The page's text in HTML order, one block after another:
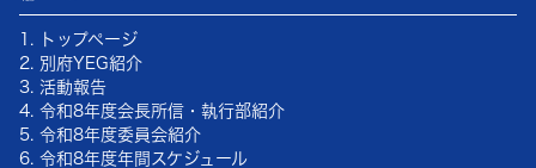
1. トップページ
2. 別府YEG紹介
3. 活動報告
4. 令和8年度会長所信・執行部紹介
5. 令和8年度委員会紹介
6. 令和8年度年間スケジュール